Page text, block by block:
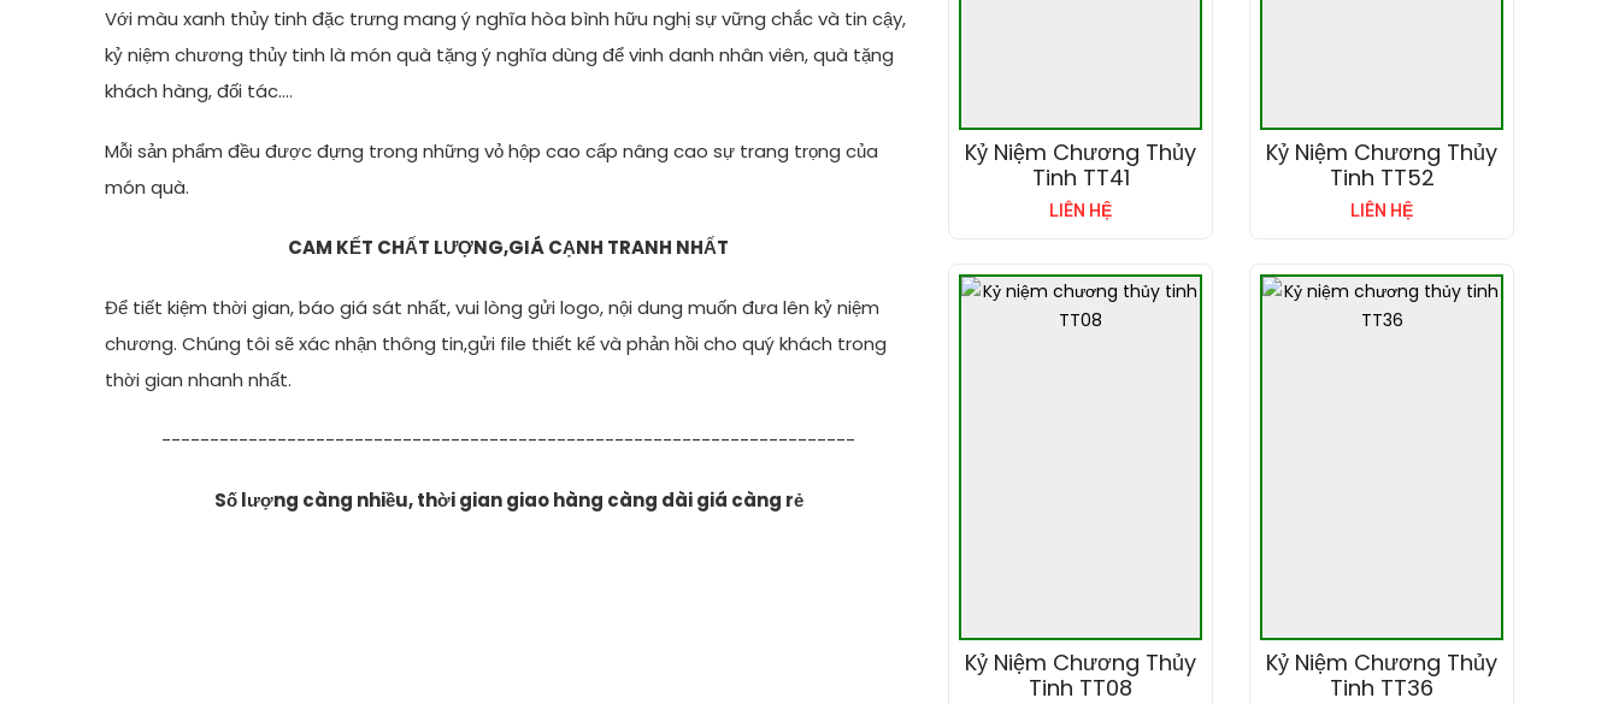
Với màu xanh thủy tinh đặc trưng mang ý nghĩa hòa bình hữu nghị sự vững chắc và tin cậy,
kỷ niệm chương thủy tinh là món quà tặng ý nghĩa dùng để vinh danh nhân viên, quà tặng
khách hàng, đối tác….
Mỗi sản phẩm đều được đựng trong những vỏ hộp cao cấp nâng cao sự trang trọng của
món quà.
CAM KẾT CHẤT LƯỢNG,GIÁ CẠNH TRANH NHẤT
Để tiết kiệm thời gian, báo giá sát nhất, vui lòng gửi logo, nội dung muốn đưa lên kỷ niệm
chương. Chúng tôi sẽ xác nhận thông tin,gửi file thiết kế và phản hồi cho quý khách trong
thời gian nhanh nhất.
------------------------------------------------------------------------
Số lượng càng nhiều, thời gian giao hàng càng dài giá càng rẻ
Kỷ Niệm Chương Thủy
Tinh TT41
LIÊN HỆ
Kỷ Niệm Chương Thủy
Tinh TT52
LIÊN HỆ
Kỷ Niệm Chương Thủy
Tinh TT08
Kỷ Niệm Chương Thủy
Tinh TT36